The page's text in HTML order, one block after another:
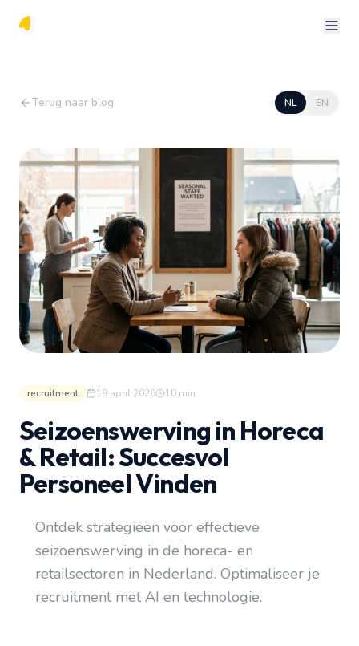
Terug naar blog NL EN
recruitment 19 april 2026 10 min
Seizoenswerving in Horeca
& Retail: Succesvol
Personeel Vinden
Ontdek strategieën voor effectieve
seizoenswerving in de horeca- en
retailsectoren in Nederland. Optimaliseer je
recruitment met AI en technologie.